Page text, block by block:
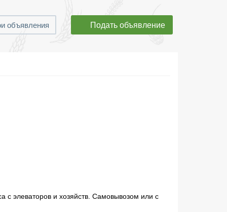
объявления Подать объявление
с элеваторов и хозяйств. Самовывозом или с